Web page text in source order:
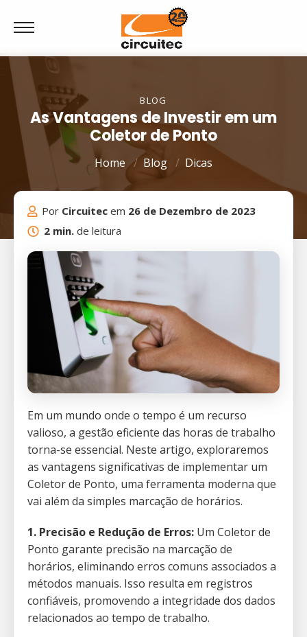
BLOG
As Vantagens de Investir em um
Coletor de Ponto
Home Blog Dicas
Por Circuitec em 26 de Dezembro de 2023
2 min. de leitura
Em um mundo onde o tempo é um recurso
valioso, a gestão eficiente das horas de trabalho
torna-se essencial. Neste artigo, exploraremos
as vantagens significativas de implementar um
Coletor de Ponto, uma ferramenta moderna que
vai além da simples marcação de horários.
1. Precisão e Redução de Erros: Um Coletor de
Ponto garante precisão na marcação de
horários, eliminando erros comuns associados a
métodos manuais. Isso resulta em registros
confiáveis, promovendo a integridade dos dados
relacionados ao tempo de trabalho.